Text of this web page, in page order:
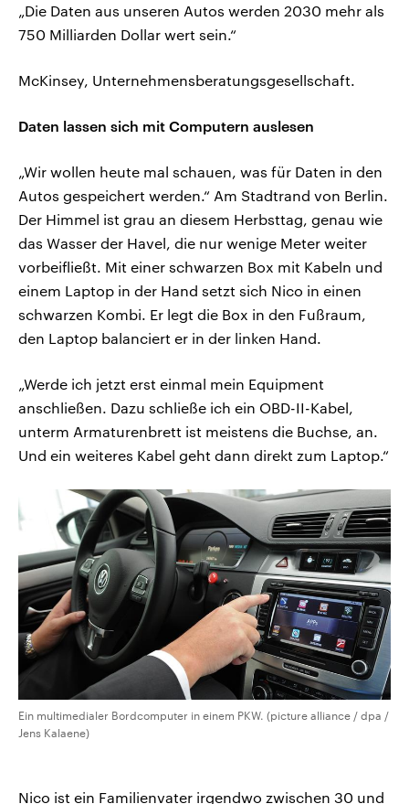
„Die Daten aus unseren Autos werden 2030 mehr als
750 Milliarden Dollar wert sein.“
McKinsey, Unternehmensberatungsgesellschaft.
Daten lassen sich mit Computern auslesen
„Wir wollen heute mal schauen, was für Daten in den
Autos gespeichert werden.“ Am Stadtrand von Berlin.
Der Himmel ist grau an diesem Herbsttag, genau wie
das Wasser der Havel, die nur wenige Meter weiter
vorbeifließt. Mit einer schwarzen Box mit Kabeln und
einem Laptop in der Hand setzt sich Nico in einen
schwarzen Kombi. Er legt die Box in den Fußraum,
den Laptop balanciert er in der linken Hand.
„Werde ich jetzt erst einmal mein Equipment
anschließen. Dazu schließe ich ein OBD-II-Kabel,
unterm Armaturenbrett ist meistens die Buchse, an.
Und ein weiteres Kabel geht dann direkt zum Laptop.“
Ein multimedialer Bordcomputer in einem PKW. (picture alliance / dpa /
Jens Kalaene)
Nico ist ein Familienvater irgendwo zwischen 30 und